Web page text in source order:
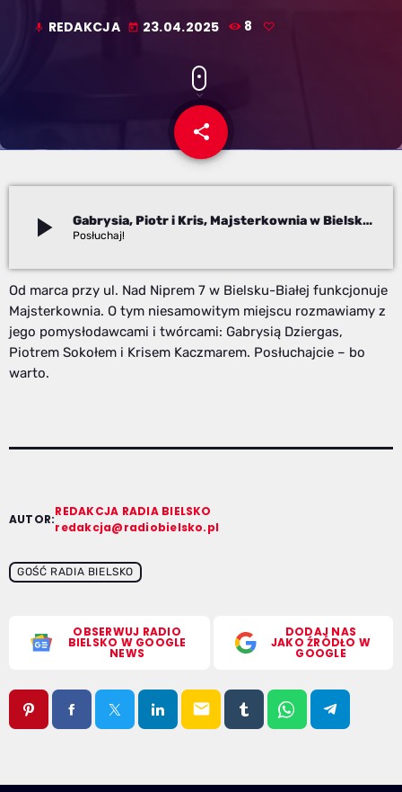
mic REDAKCJA today 23.04.2025 8
share
email
play_arrow Gabrysia, Piotr i Kris, Majsterkownia w Bielsku-Białej
Od marca przy ul. Nad Niprem 7 w Bielsku-Białej funkcjonuje
Majsterkownia. O tym niesamowitym miejscu rozmawiamy z
jego pomysłodawcami i twórcami: Gabrysią Dziergas,
Piotrem Sokołem i Krisem Kaczmarem. Posłuchajcie – bo
warto.
AUTOR:
REDAKCJA RADIA BIELSKO
redakcja@radiobielsko.pl
GOŚĆ RADIA BIELSKO
OBSERWUJ RADIO
BIELSKO W GOOGLE
NEWS
DODAJ NAS
JAKO ŹRÓDŁO W
GOOGLE
email